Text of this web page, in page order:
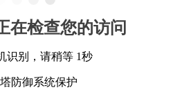
在检查您的访问
识别，请稍等 1秒
防御系统保护